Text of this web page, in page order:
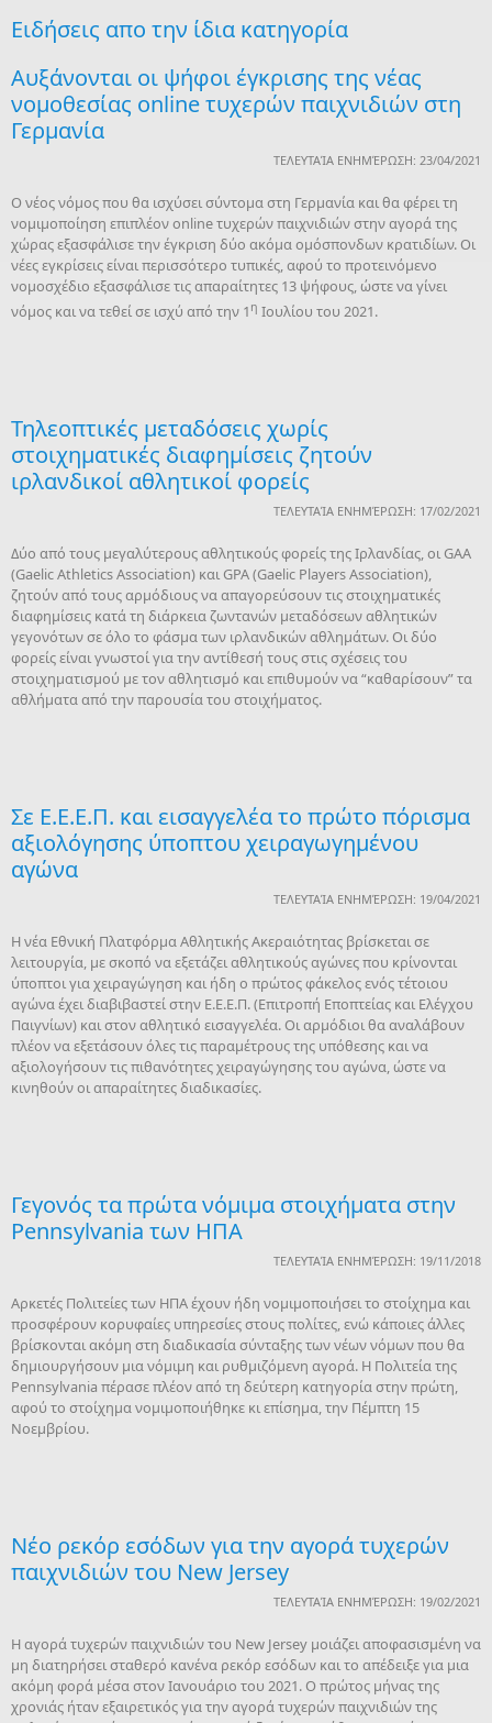
Ειδήσεις απο την ίδια κατηγορία
Αυξάνονται οι ψήφοι έγκρισης της νέας
νομοθεσίας online τυχερών παιχνιδιών στη
Γερμανία
ΤΕΛΕΥΤΑΊΑ ΕΝΗΜΈΡΩΣΗ: 23/04/2021
Ο νέος νόμος που θα ισχύσει σύντομα στη Γερμανία και θα φέρει τη
νομιμοποίηση επιπλέον online τυχερών παιχνιδιών στην αγορά της
χώρας εξασφάλισε την έγκριση δύο ακόμα ομόσπονδων κρατιδίων. Οι
νέες εγκρίσεις είναι περισσότερο τυπικές, αφού το προτεινόμενο
νομοσχέδιο εξασφάλισε τις απαραίτητες 13 ψήφους, ώστε να γίνει
νόμος και να τεθεί σε ισχύ από την 1 η Ιουλίου του 2021.
Τηλεοπτικές μεταδόσεις χωρίς
στοιχηματικές διαφημίσεις ζητούν
ιρλανδικοί αθλητικοί φορείς
ΤΕΛΕΥΤΑΊΑ ΕΝΗΜΈΡΩΣΗ: 17/02/2021
Δύο από τους μεγαλύτερους αθλητικούς φορείς της Ιρλανδίας, οι GAA
(Gaelic Athletics Association) και GPA (Gaelic Players Association),
ζητούν από τους αρμόδιους να απαγορεύσουν τις στοιχηματικές
διαφημίσεις κατά τη διάρκεια ζωντανών μεταδόσεων αθλητικών
γεγονότων σε όλο το φάσμα των ιρλανδικών αθλημάτων. Οι δύο
φορείς είναι γνωστοί για την αντίθεσή τους στις σχέσεις του
στοιχηματισμού με τον αθλητισμό και επιθυμούν να “καθαρίσουν” τα
αθλήματα από την παρουσία του στοιχήματος.
Σε Ε.Ε.Ε.Π. και εισαγγελέα το πρώτο πόρισμα
αξιολόγησης ύποπτου χειραγωγημένου
αγώνα
ΤΕΛΕΥΤΑΊΑ ΕΝΗΜΈΡΩΣΗ: 19/04/2021
Η νέα Εθνική Πλατφόρμα Αθλητικής Ακεραιότητας βρίσκεται σε
λειτουργία, με σκοπό να εξετάζει αθλητικούς αγώνες που κρίνονται
ύποπτοι για χειραγώγηση και ήδη ο πρώτος φάκελος ενός τέτοιου
αγώνα έχει διαβιβαστεί στην Ε.Ε.Ε.Π. (Επιτροπή Εποπτείας και Ελέγχου
Παιγνίων) και στον αθλητικό εισαγγελέα. Οι αρμόδιοι θα αναλάβουν
πλέον να εξετάσουν όλες τις παραμέτρους της υπόθεσης και να
αξιολογήσουν τις πιθανότητες χειραγώγησης του αγώνα, ώστε να
κινηθούν οι απαραίτητες διαδικασίες.
Γεγονός τα πρώτα νόμιμα στοιχήματα στην
Pennsylvania των ΗΠΑ
ΤΕΛΕΥΤΑΊΑ ΕΝΗΜΈΡΩΣΗ: 19/11/2018
Αρκετές Πολιτείες των ΗΠΑ έχουν ήδη νομιμοποιήσει το στοίχημα και
προσφέρουν κορυφαίες υπηρεσίες στους πολίτες, ενώ κάποιες άλλες
βρίσκονται ακόμη στη διαδικασία σύνταξης των νέων νόμων που θα
δημιουργήσουν μια νόμιμη και ρυθμιζόμενη αγορά. Η Πολιτεία της
Pennsylvania πέρασε πλέον από τη δεύτερη κατηγορία στην πρώτη,
αφού το στοίχημα νομιμοποιήθηκε κι επίσημα, την Πέμπτη 15
Νοεμβρίου.
Νέο ρεκόρ εσόδων για την αγορά τυχερών
παιχνιδιών του New Jersey
ΤΕΛΕΥΤΑΊΑ ΕΝΗΜΈΡΩΣΗ: 19/02/2021
H αγορά τυχερών παιχνιδιών του New Jersey μοιάζει αποφασισμένη να
μη διατηρήσει σταθερό κανένα ρεκόρ εσόδων και το απέδειξε για μια
ακόμη φορά μέσα στον Ιανουάριο του 2021. Ο πρώτος μήνας της
χρονιάς ήταν εξαιρετικός για την αγορά τυχερών παιχνιδιών της